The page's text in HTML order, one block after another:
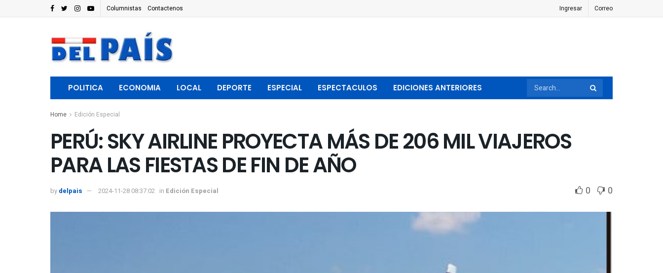
Columnistas Contactenos Ingresar Correo
POLITICA ECONOMIA LOCAL DEPORTE ESPECIAL ESPECTACULOS EDICIONES ANTERIORES
Home Edición Especial
PERÚ: SKY AIRLINE PROYECTA MÁS DE 206 MIL VIAJEROS
PARA LAS FIESTAS DE FIN DE AÑO
by delpais 2024-11-28 08:37:02 in Edición Especial 0 0